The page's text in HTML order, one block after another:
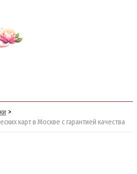
карт в Москве с гарантией качества